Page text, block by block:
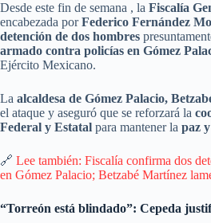
Desde este fin de semana , la Fiscalía
encabezada porFederico Fernández
detención de dos hombres
armado contra policías en Gómez
Ejército Mexicano.
La alcaldesa de Gómez Palacio,
el ataque y aseguró que se reforzará la
Federal y Estatal para mantener la paz
🔗 Lee también: Fiscalía confirma dos
en Gómez Palacio; Betzabé Martínez
“Torreón está blindado”: Cepeda